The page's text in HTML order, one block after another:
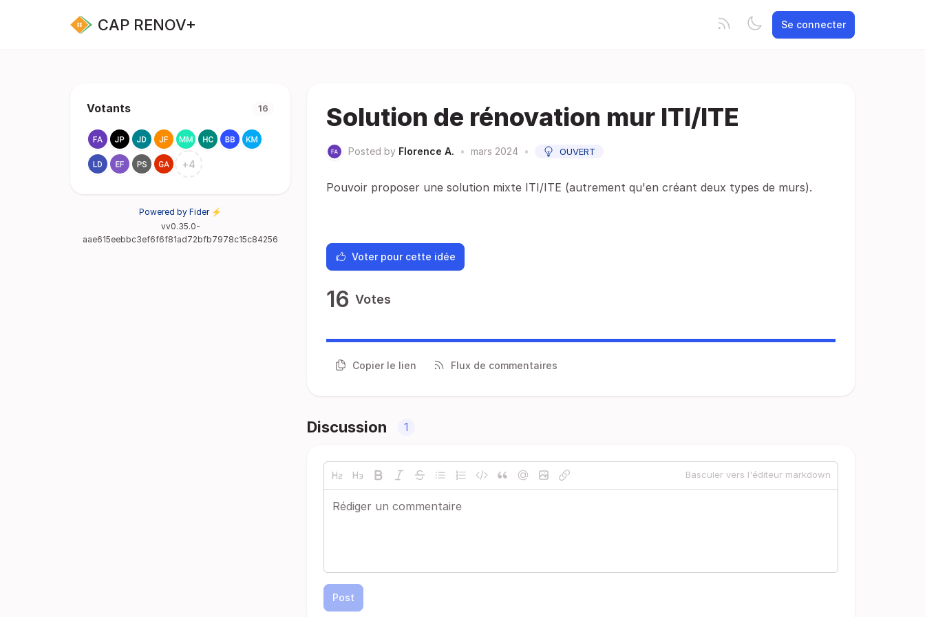
CAP RENOV+ Se connecter
Votants 16
+4
Powered by Fider ⚡
vv0.35.0-
aae615eebbc3ef6f6f81ad72bfb7978c15c84256
Solution de rénovation mur ITI/ITE
Posted by Florence A. • mars 2024 • OUVERT
Pouvoir proposer une solution mixte ITI/ITE (autrement qu'en créant deux types de murs).
Voter pour cette idée
16 Votes
Copier le lien Flux de commentaires
Discussion 1
Basculer vers l'éditeur markdown
Post